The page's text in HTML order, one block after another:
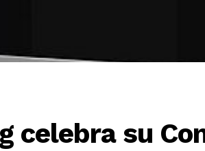
tu noticia
celebra su